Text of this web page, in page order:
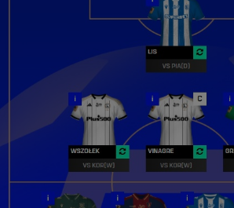
ANALITYCZNE PLIKI COOKIES
Te pliki cookie pozwalają nam zrozumieć, w jaki
korzysta z serwisu, w tym skąd pochodzi ruch
jakie treści cieszą się zainteresowaniem.
plików pozwala nam na analizy statystyk np.
podnoszenie jego jakości i wdrażanie nowych
cookies mogą być dostarczane przez nas lub
partnerów, których narzędzia wykorzystujemy
zezwolenia na ich stosowanie spowoduje, że